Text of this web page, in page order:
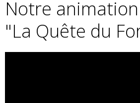
Notre
"La Quête du